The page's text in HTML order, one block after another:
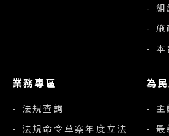
- 組
- 施
- 本
業務專區
- 法規查詢
- 法規命令草案年度立法
為
- 主
- 最